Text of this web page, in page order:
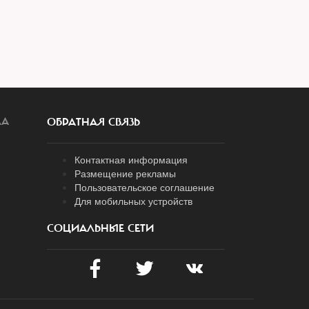
ОБРАТНАЯ СВЯЗЬ
Контактная информация
Размещение рекламы
Пользовательское соглашение
Для мобильных устройств
СОЦИАЛЬНЫЕ СЕТИ